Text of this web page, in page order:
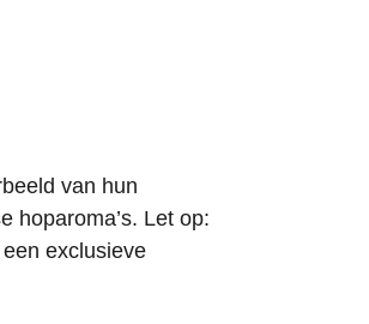
van hun
hoparoma’s. Let op:
exclusieve